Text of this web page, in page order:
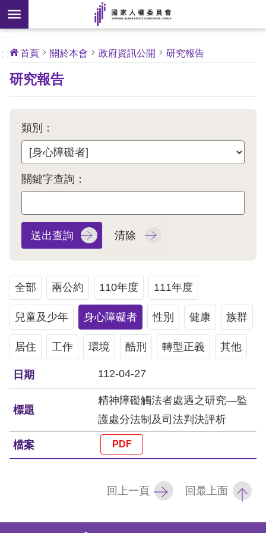
前往主要內容區塊
搜
尋
開
新
核
心
人
權
關
於
本
會
最
人
權
業
務
核
人
公
約
申
:::
首頁 關於本會 政府資訊公開 研究報告
研究報告
類別：
關鍵字查詢：
全部 兩公約 110年度 111年度
兒童及少年 身心障礙者 性別 健康 族群
居住 工作 環境 酷刑 轉型正義 其他
112-04-27
精神障礙觸法者處遇之研究—監
護處分法制及司法判決評析
回上一頁 回最上面